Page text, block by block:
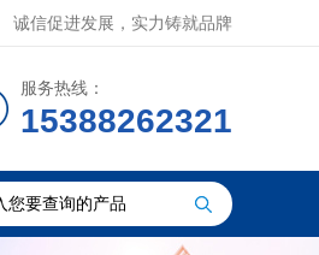
诚信促进发展，实力铸就品牌
服务热线：
15388262321